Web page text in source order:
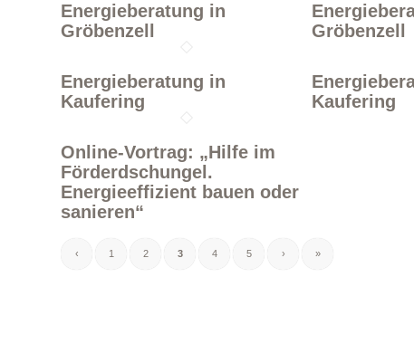
Energieberatung in
Gröbenzell
Gröbenzell
Energieberatung in
Kaufering
Kaufering
Online-Vortrag: „Hilfe im
Förderdschungel.
Energieeffizient bauen oder
sanieren“
‹ 1 2 3 4 5 › »